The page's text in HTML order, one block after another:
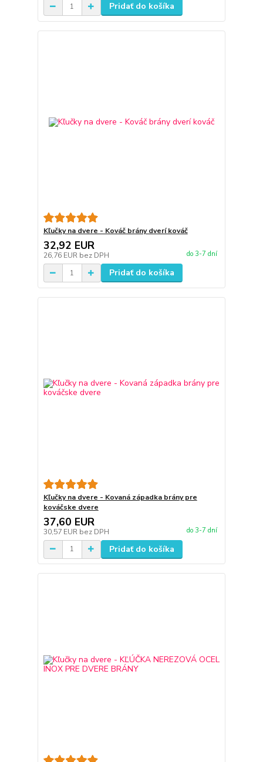
Pridať do košíka
Kľučky na dvere - Kováč brány dverí kováč
32,92 EUR
26,76 EUR bez DPH do 3-7 dní
Pridať do košíka
Kľučky na dvere - Kovaná západka brány pre
kováčske dvere
37,60 EUR
30,57 EUR bez DPH do 3-7 dní
Pridať do košíka